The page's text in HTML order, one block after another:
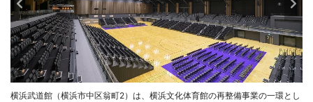
横浜武道館（横浜市中区翁町2）は、横浜文化体育館の再整備事業の一環とし